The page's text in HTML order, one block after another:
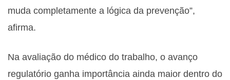
muda completamente a lógica da prevenção”,
afirma.
Na avaliação do médico do trabalho, o avanço
regulatório ganha importância ainda maior dentro do